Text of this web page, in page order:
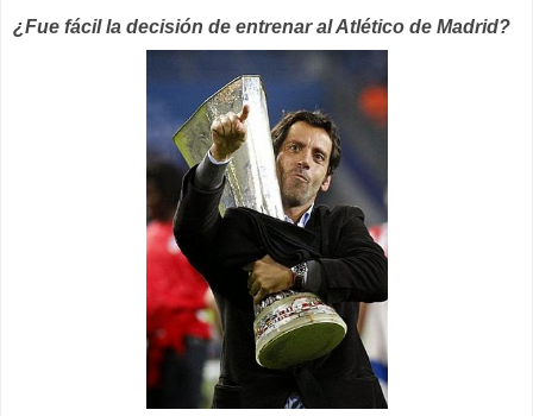
¿Fue fácil la decisión de entrenar al Atlético de Madrid?